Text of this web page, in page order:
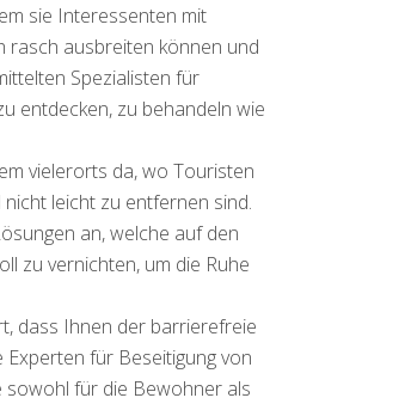
sie Interessenten mit
rasch ausbreiten können und
Spezialisten für
entdecken, zu behandeln wie
vielerorts da, wo Touristen
leicht zu entfernen sind.
an, welche auf den
zu vernichten, um die Ruhe
dass Ihnen der barrierefreie
für Beseitigung von
sowohl für die Bewohner als